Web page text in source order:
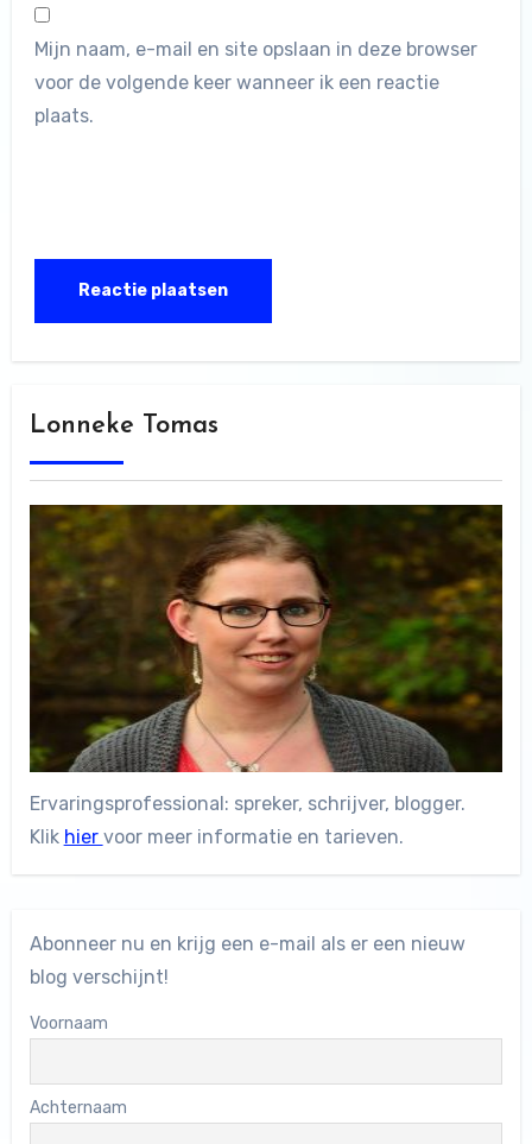
Mijn naam, e-mail en site opslaan in deze browser
voor de volgende keer wanneer ik een reactie
plaats.
Lonneke Tomas
Ervaringsprofessional: spreker, schrijver, blogger.
Klik hier voor meer informatie en tarieven.
Abonneer nu en krijg een e-mail als er een nieuw
blog verschijnt!
Voornaam
Achternaam